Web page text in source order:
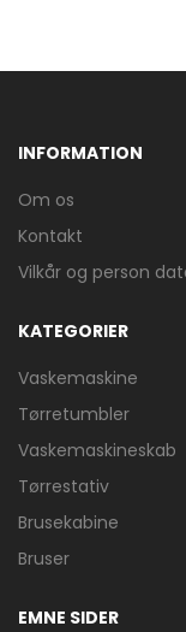
INFORMATION
Om os
Kontakt
Vilkår og person
KATEGORIER
Vaskemaskine
Tørretumbler
Vaskemaskineskab
Tørrestativ
Brusekabine
Bruser
EMNE SIDER